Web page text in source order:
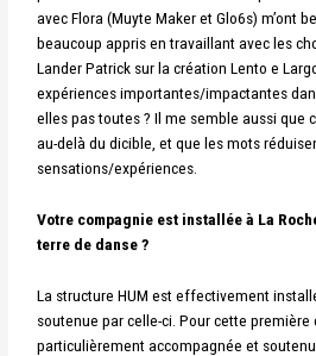
avec Flora (Muyte Maker et Glo6s) m’ont
beaucoup appris en travaillant avec les
Lander Patrick sur la création Lento e
expériences importantes/impactantes
elles pas toutes ? Il me semble aussi que
au-delà du dicible, et que les mots
sensations/expériences.
Votre compagnie est installée à La
terre de danse ?
La structure HUM est effectivement
soutenue par celle-ci. Pour cette première
particulièrement accompagnée et